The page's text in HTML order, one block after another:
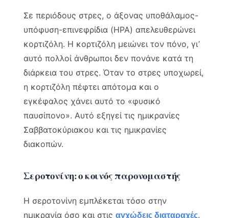
Σε περιόδους στρες, ο άξονας υποθάλαμος-
υπόφυση-επινεφρίδια (HPA) απελευθερώνει
κορτιζόλη. Η κορτιζόλη μειώνει τον πόνο, γι’
αυτό πολλοί άνθρωποι δεν πονάνε κατά τη
διάρκεια του στρες. Όταν το στρες υποχωρεί,
η κορτιζόλη πέφτει απότομα και ο
εγκέφαλος χάνει αυτό το «φυσικό
παυσίπονο». Αυτό εξηγεί τις ημικρανίες
Σαββατοκύριακου και τις ημικρανίες
διακοπών.
Σεροτονίνη: ο κοινός παρονομαστής
Η σεροτονίνη εμπλέκεται τόσο στην
ημικρανία όσο και στιςαγχώδεις διαταραχές.